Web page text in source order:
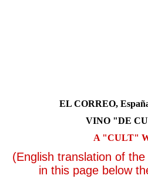
EL CORREO,
VINO "DE
A "CULT"
(English translation of
in this page below